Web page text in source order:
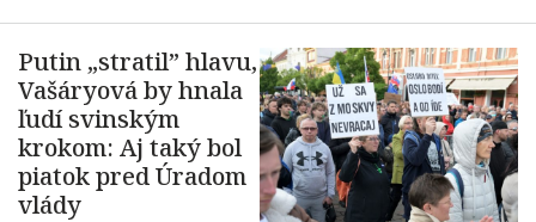
Putin „stratil” hlavu,
Vašáryová by hnala
ľudí svinským
krokom: Aj taký bol
piatok pred Úradom
vlády